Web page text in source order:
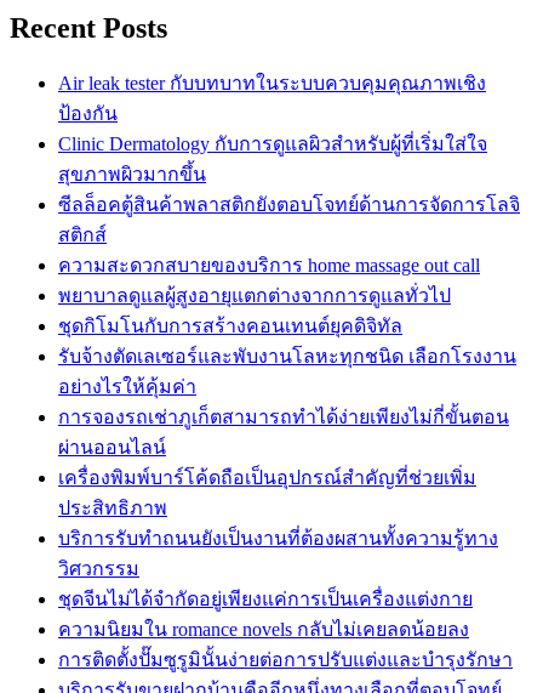
Recent Posts
Air leak tester กับบทบาทในระบบควบคุมคุณภาพเชิง
ป้องกัน
Clinic Dermatology กับการดูแลผิวสำหรับผู้ที่เริ่มใส่ใจ
สุขภาพผิวมากขึ้น
ซีลล็อคตู้สินค้าพลาสติกยังตอบโจทย์ด้านการจัดการโลจิ
สติกส์
ความสะดวกสบายของบริการ home massage out call
พยาบาลดูแลผู้สูงอายุแตกต่างจากการดูแลทั่วไป
ชุดกิโมโนกับการสร้างคอนเทนต์ยุคดิจิทัล
รับจ้างตัดเลเซอร์และพับงานโลหะทุกชนิด เลือกโรงงาน
อย่างไรให้คุ้มค่า
การจองรถเช่าภูเก็ตสามารถทำได้ง่ายเพียงไม่กี่ขั้นตอน
ผ่านออนไลน์
เครื่องพิมพ์บาร์โค้ดถือเป็นอุปกรณ์สำคัญที่ช่วยเพิ่ม
ประสิทธิภาพ
บริการรับทำถนนยังเป็นงานที่ต้องผสานทั้งความรู้ทาง
วิศวกรรม
ชุดจีนไม่ได้จำกัดอยู่เพียงแค่การเป็นเครื่องแต่งกาย
ความนิยมใน romance novels กลับไม่เคยลดน้อยลง
การติดตั้งปั๊มซูรูมินั้นง่ายต่อการปรับแต่งและบำรุงรักษา